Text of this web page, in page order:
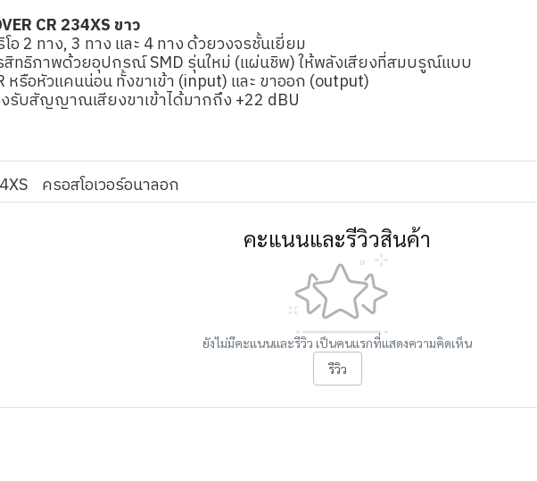
CR 234XS ขาว
อ 2 ทาง, 3 ทาง และ 4 ทาง ด้วยวงจรชั้นเยี่ยม
ทธิภาพด้วยอุปกรณ์ SMD รุ่นใหม่ (แผ่นชิพ) ให้พลังเสียงที่สมบรูณ์แบบ
อหัวแคนน่อน ทั้งขาเข้า (input) และ ขาออก (output)
รับสัญญาณเสียงขาเข้าได้มากถึง +22 dBU
ครอสโอเวอร์อนาลอก
คะแนนและรีวิวสินค้า
ยังไม่มีคะแนนและรีวิว เป็นคนแรกที่แสดงความคิดเห็น
รีวิว